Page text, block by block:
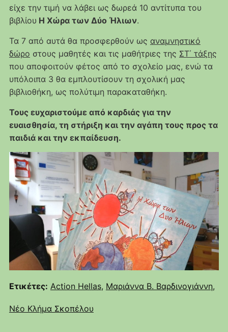
είχε την τιμή να λάβει ως δωρεά 10 αντίτυπα του
βιβλίου Η Χώρα των Δύο Ήλιων.
Τα 7 από αυτά θα προσφερθούν ως αναμνηστικό
δώρο στους μαθητές και τις μαθήτριες της ΣΤ΄ τάξης
που αποφοιτούν φέτος από το σχολείο μας, ενώ τα
υπόλοιπα 3 θα εμπλουτίσουν τη σχολική μας
βιβλιοθήκη, ως πολύτιμη παρακαταθήκη.
Τους ευχαριστούμε από καρδιάς για την
ευαισθησία, τη στήριξη και την αγάπη τους προς τα
παιδιά και την εκπαίδευση.
Ετικέτες: Action Hellas, Μαριάννα Β. Βαρδινογιάννη,
Νέο Κλήμα Σκοπέλου